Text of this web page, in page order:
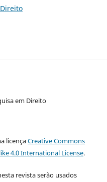
em Direito
licençaCreative Commons
4.0 International License.
revista serão usados